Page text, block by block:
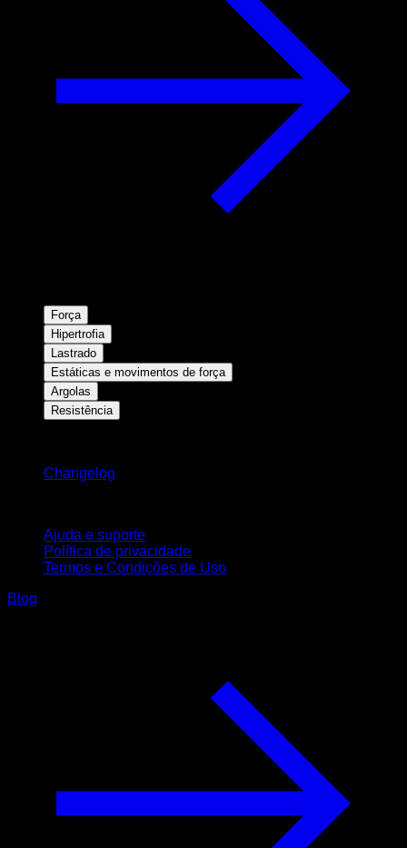
Força
Hipertrofia
Lastrado
Estáticas e movimentos de força
Argolas
Resistência
Changelog
Ajuda e suporte
Política de privacidade
Termos e Condições de Uso
Blog